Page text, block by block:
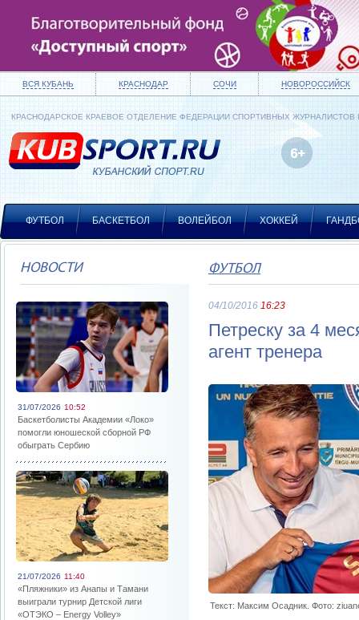
ВСЯ КУБАНЬ КРАСНОДАР СОЧИ НОВОРОССИЙСК
КРАСНОДАРСКОЕ КРАЕВОЕ ОТДЕЛЕНИЕ ФЕДЕРАЦИИ СПОРТИВНЫХ ЖУРНАЛИСТОВ
ФУТБОЛ БАСКЕТБОЛ ВОЛЕЙБОЛ ХОККЕЙ
НОВОСТИ
31/07/2026 10:52
Баскетболисты Академии «Локо»
помогли юношеской сборной РФ
обыграть Сербию
21/07/2026 11:40
«Пляжники» из Анапы и Тамани
выиграли турнир Детской лиги
«ОТЭКО – Energy Volley»
ФУТБОЛ
04/10/2016 16:23
Петреску за 4
агент тренера
Текст: Максим Осадник. Фото: